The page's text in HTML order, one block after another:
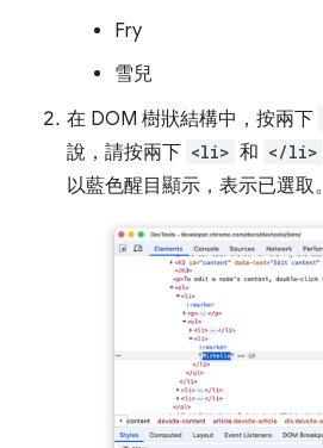
Fry
雪兒
在 DOM 樹狀結構中，按兩下
說，請按兩下 <li> 和 </li>
以藍色醒目顯示，表示已選取。